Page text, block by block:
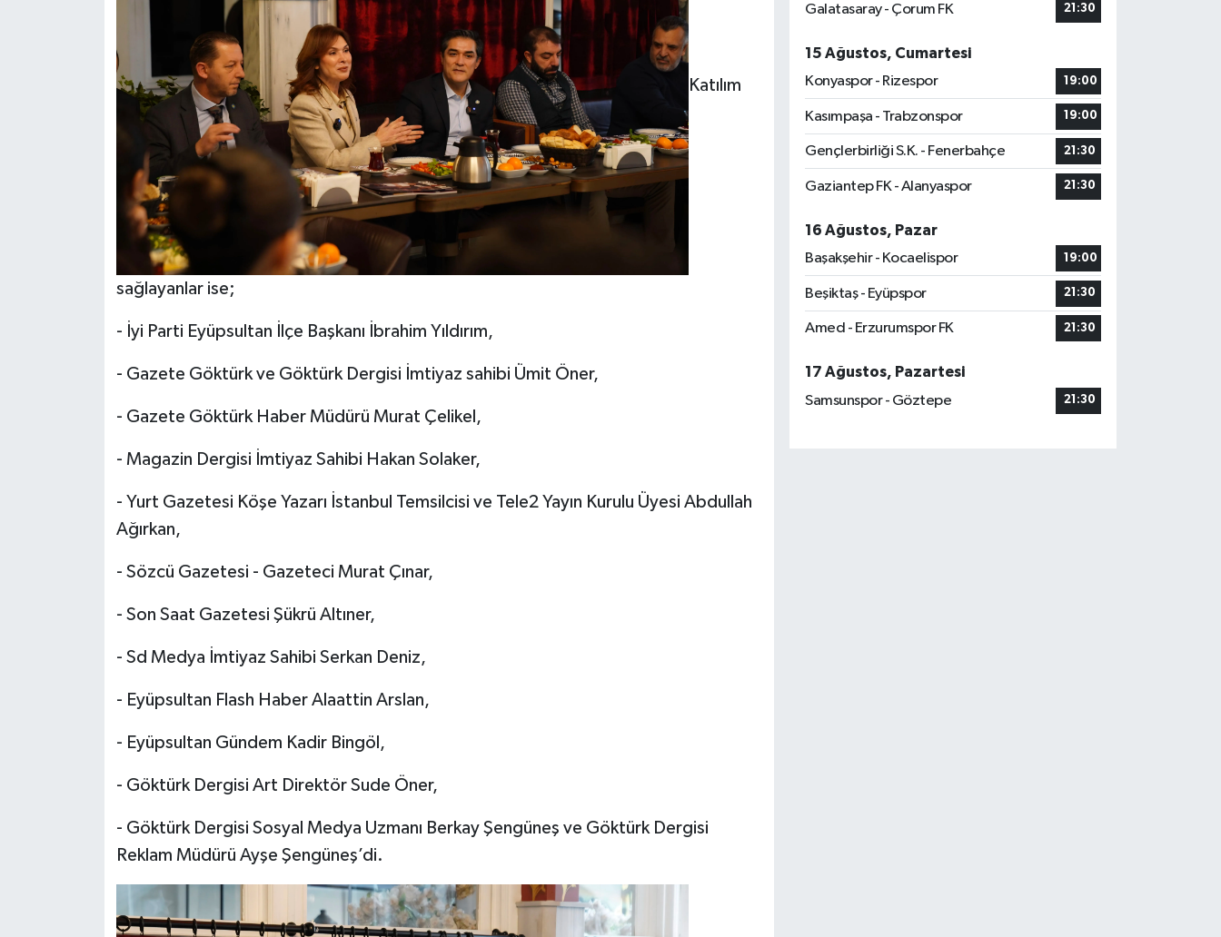
Katılım
sağlayanlar ise;
- İyi Parti Eyüpsultan İlçe Başkanı İbrahim Yıldırım,
- Gazete Göktürk ve Göktürk Dergisi İmtiyaz sahibi Ümit Öner,
- ⁠Gazete Göktürk Haber Müdürü Murat Çelikel,
- ⁠Magazin Dergisi İmtiyaz Sahibi Hakan Solaker,
- ⁠Yurt Gazetesi Köşe Yazarı İstanbul Temsilcisi ve Tele2 Yayın Kurulu Üyesi Abdullah
Ağırkan,
- ⁠Sözcü Gazetesi - Gazeteci Murat Çınar,
- ⁠Son Saat Gazetesi Şükrü Altıner,
- ⁠Sd Medya İmtiyaz Sahibi Serkan Deniz,
- ⁠Eyüpsultan Flash Haber Alaattin Arslan,
- ⁠Eyüpsultan Gündem Kadir Bingöl,
- ⁠Göktürk Dergisi Art Direktör Sude Öner,
- ⁠Göktürk Dergisi Sosyal Medya Uzmanı Berkay Şengüneş ve Göktürk Dergisi
Reklam Müdürü Ayşe Şengüneş’di.
Galatasaray - Çorum FK
21:30
15 Ağustos, Cumartesi
Konyaspor - Rizespor
19:00
Kasımpaşa - Trabzonspor 19:00
Gençlerbirliği S.K. - Fenerbahçe 21:30
Gaziantep FK - Alanyaspor 21:30
16 Ağustos, Pazar
Başakşehir - Kocaelispor
19:00
Beşiktaş - Eyüpspor 21:30
Amed - Erzurumspor FK 21:30
17 Ağustos, Pazartesi
Samsunspor - Göztepe
21:30